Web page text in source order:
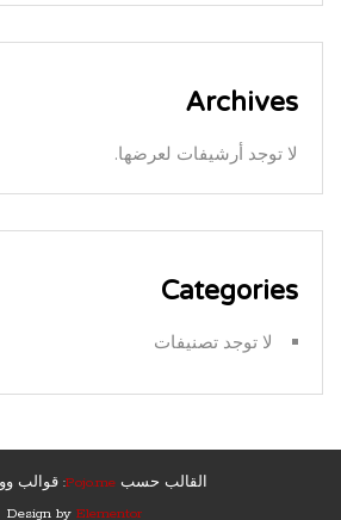
Archives
لا توجد أرشيفات لعرضها.
Categories
لا توجد تصنيفات
القالب حسبPojo.me: قوالب
Design by Elementor